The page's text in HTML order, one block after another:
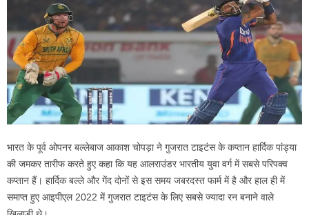
भारत के पूर्व ओपनर बल्लेबाज आकाश चोपड़ा ने गुजरात टाइटंस के कप्तान हार्दिक पांड्या
की जमकर तारीफ करते हुए कहा कि यह आलराउंडर भारतीय युवा वर्ग में सबसे परिपक्व
कप्तान हैं। हार्दिक बल्ले और गेंद दोनों से इस समय जबरदस्त फार्म में है और हाल ही में
समाप्त हुए आइपीएल 2022 में गुजरात टाइटंस के लिए सबसे ज्यादा रन बनाने वाले